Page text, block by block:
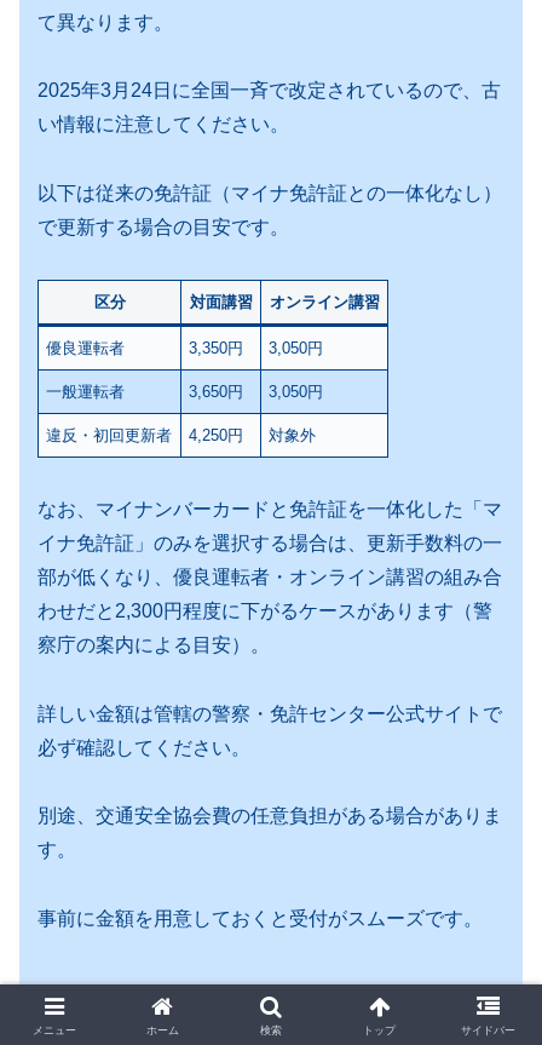
て異なります。
2025年3月24日に全国一斉で改定されているので、古
い情報に注意してください。
以下は従来の免許証（マイナ免許証との一体化なし）
で更新する場合の目安です。
区分 対面講習 オンライン講習
優良運転者 3,350円 3,050円
一般運転者 3,650円 3,050円
違反・初回更新者 4,250円 対象外
なお、マイナンバーカードと免許証を一体化した「マ
イナ免許証」のみを選択する場合は、更新手数料の一
部が低くなり、優良運転者・オンライン講習の組み合
わせだと2,300円程度に下がるケースがあります（警
察庁の案内による目安）。
詳しい金額は管轄の警察・免許センター公式サイトで
必ず確認してください。
別途、交通安全協会費の任意負担がある場合がありま
す。
事前に金額を用意しておくと受付がスムーズです。
関連記事:
メニュー ホーム 検索 トップ サイドバー